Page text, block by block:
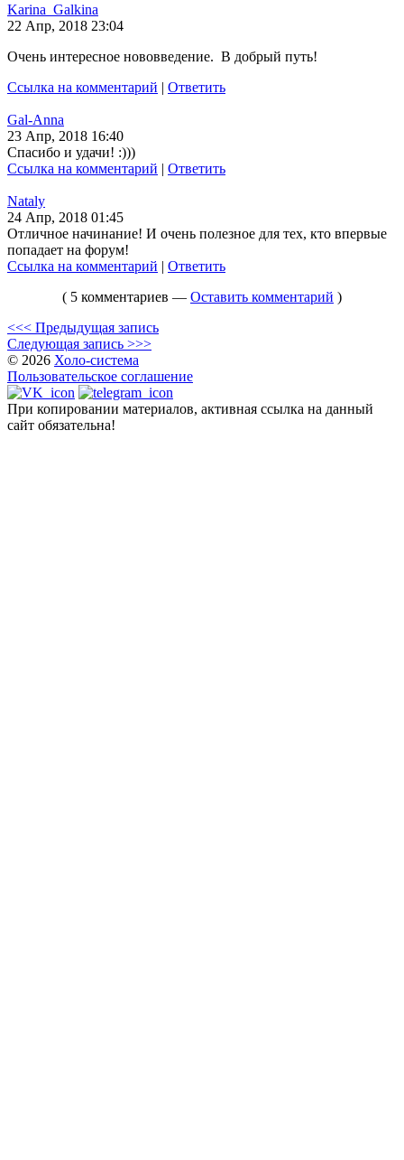
Karina_Galkina
22 Апр, 2018 23:04
Очень интересное нововведение. В добрый путь!
Ссылка на комментарий | Ответить
Gal-Anna
23 Апр, 2018 16:40
Спасибо и удачи! :)))
Ссылка на комментарий | Ответить
Nataly
24 Апр, 2018 01:45
Отличное начинание! И очень полезное для тех, кто впервые
попадает на форум!
Ссылка на комментарий | Ответить
( 5 комментариев — Оставить комментарий )
<<< Предыдущая запись
Следующая запись >>>
© 2026 Холо-система
Пользовательское соглашение
При копировании материалов, активная ссылка на данный
сайт обязательна!